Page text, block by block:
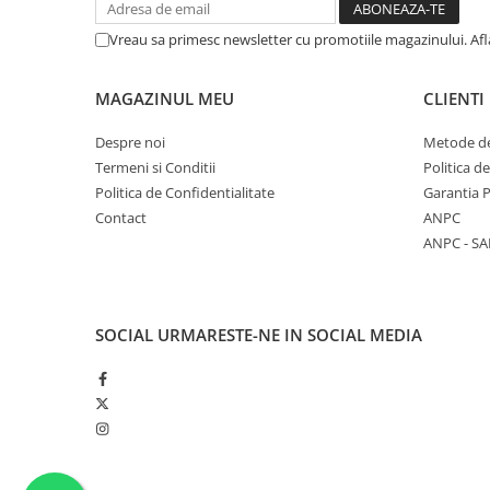
Unelte Gradinarit
Ventilatoare & Sisteme Racire
Ventilatoare
Foarfeci tuns oi
Incubatoare oua
Vreau sa primesc newsletter cu promotiile magazinului.
MAGAZINUL MEU
Despre noi
Termeni si Conditii
Politica de Confidentialitate
Contact
CLIENTI
Metode
Politica
Garantia
ANPC
ANPC -
SOCIAL URMARESTE-NE IN SOCIAL MEDIA